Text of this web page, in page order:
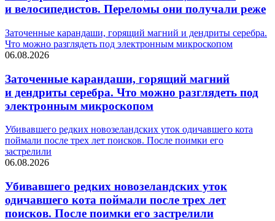
и велосипедистов. Переломы они получали реже
Заточенные карандаши, горящий магний и дендриты серебра.
Что можно разглядеть под электронным микроскопом
06.08.2026
Заточенные карандаши, горящий магний
и дендриты серебра. Что можно разглядеть под
электронным микроскопом
Убивавшего редких новозеландских уток одичавшего кота
поймали после трех лет поисков. После поимки его
застрелили
06.08.2026
Убивавшего редких новозеландских уток
одичавшего кота поймали после трех лет
поисков. После поимки его застрелили